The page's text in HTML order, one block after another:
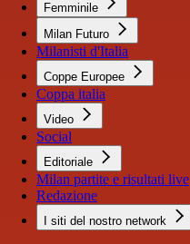
Femminile
Milan Futuro
Milanisti d'Italia
Coppe Europee
Coppa italia
Video
Social
Editoriale
Milan partite e risultati live
Redazione
I siti del nostro network